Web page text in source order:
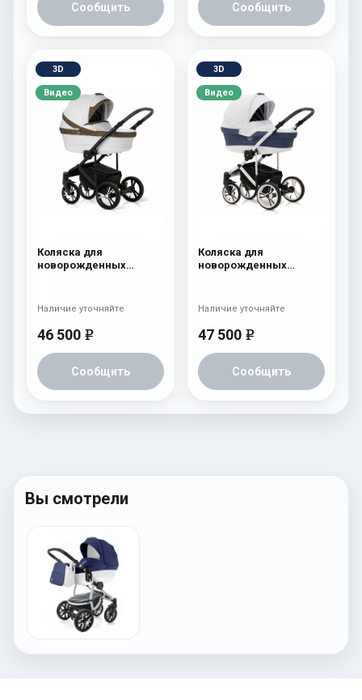
Сообщить Сообщить
3D
Видео
Коляска для
новорожденных
46 500 e
Сообщить
Наличие уточняйте
3D
Видео
Коляска для
новорожденных
47 500 e
Сообщить
Наличие уточняйте
Вы смотрели